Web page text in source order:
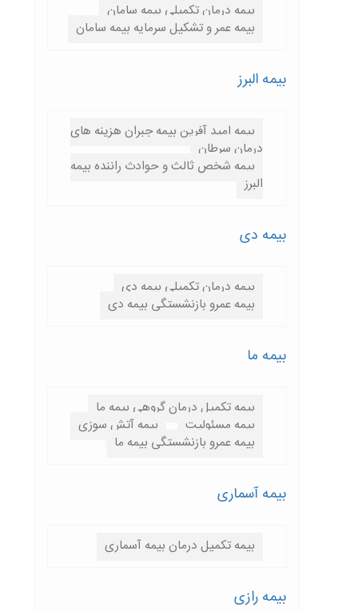
بیمه درمان تکمیلی بیمه سامان
بیمه عمر و تشکیل سرمایه بیمه سامان
بیمه البرز
بیمه امید آفرین بیمه جبران هزینه های
درمان سرطان
بیمه شخص ثالث و حوادث راننده بیمه
البرز
بیمه دی
بیمه درمان تکمیلی بیمه دی
بیمه عمرو بازنشستگی بیمه دی
بیمه ما
بیمه تکمیل درمان گروهی بیمه ما
بیمه مسئولیت
بیمه آتش سوزی
بیمه عمرو بازنشستگی بیمه ما
بیمه آسماری
بیمه تکمیل درمان بیمه آسماری
بیمه رازی